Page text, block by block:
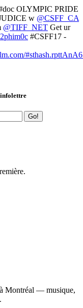
OLYMPIC PRIDE
w @CSFF_CA
@TIFF_NET Get ur
#CSFF17 -
infolettre
Montréal — musique,